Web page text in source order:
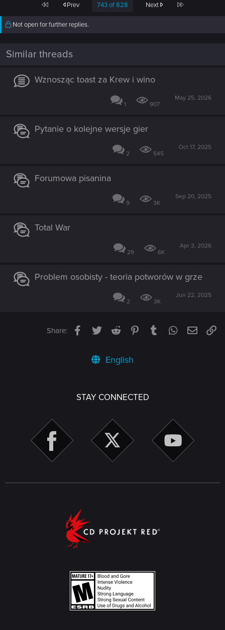
First Prev 743 of 828 Next Last
Not open for further replies.
Similar threads
Wznosząc toast za Krew i wino
1 907
May 25, 2026
Pytanie o kolejne wersje gier
2 545
Oct 17, 2025
Forumowa pisanina
9 3K
Sep 20, 2025
Total War
29 6K
Apr 3, 2026
Problem osobisty - teoria potworów w grze
2 3K
Jun 22, 2025
Share: Facebook
TwitterReddit PinterestTumblrWhatsApp
Email
English
STAY CONNECTED